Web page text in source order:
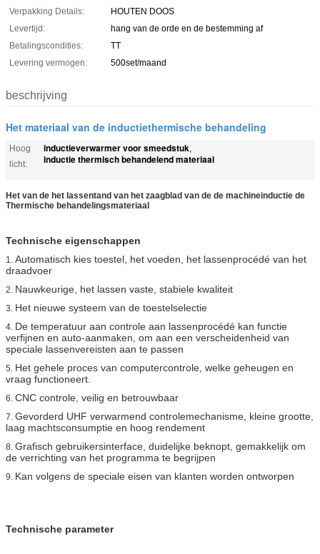
Verpakking Details:
HOUTEN DOOS
Levertijd:
hang van de orde en de bestemming af
Betalingscondities:
TT
Levering vermogen:
500set/maand
beschrijving
Het materiaal van de inductiethermische behandeling
Hoog
licht:
inductieverwarmer voor smeedstuk,
inductie thermisch behandelend materiaal
Het van de het lassentand van het zaagblad van de de machineinductie de
Thermische behandelingsmateriaal
Technische eigenschappen
1. Automatisch kies toestel, het voeden, het lassenprocédé van het
draadvoer
2. Nauwkeurige, het lassen vaste, stabiele kwaliteit
3. Het nieuwe systeem van de toestelselectie
4. De temperatuur aan controle aan lassenprocédé kan functie
verfijnen en auto-aanmaken, om aan een verscheidenheid van
speciale lassenvereisten aan te passen
5. Het gehele proces van computercontrole, welke geheugen en
vraag functioneert.
6. CNC controle, veilig en betrouwbaar
7. Gevorderd UHF verwarmend controlemechanisme, kleine grootte,
laag machtsconsumptie en hoog rendement
8. Grafisch gebruikersinterface, duidelijke beknopt, gemakkelijk om
de verrichting van het programma te begrijpen
9. Kan volgens de speciale eisen van klanten worden ontworpen
Technische parameter